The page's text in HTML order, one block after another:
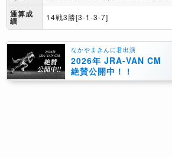
通算成
績 14戦3勝[3-1-3-7]
なかやまきんに君出演
2026年 JRA-VAN CM
絶賛公開中！！